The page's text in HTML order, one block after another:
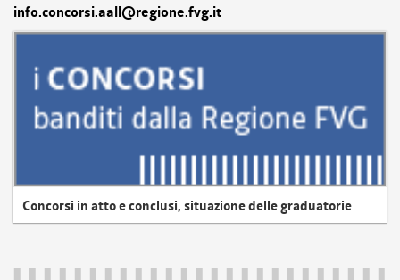
info.concorsi.aall@regione.fvg.it
Concorsi in atto e conclusi, situazione delle graduatorie